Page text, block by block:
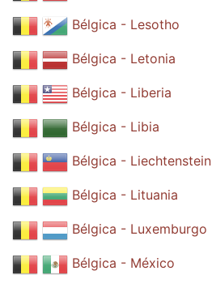
Bélgica - Lesotho
Bélgica - Letonia
Bélgica - Liberia
Bélgica - Libia
Bélgica - Liechtenstein
Bélgica - Lituania
Bélgica - Luxemburgo
Bélgica - México